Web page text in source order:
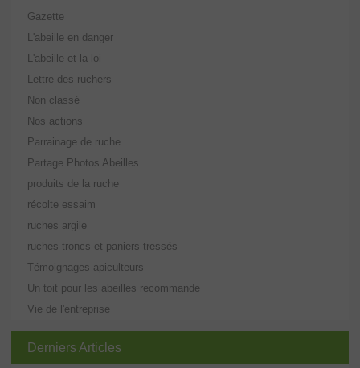
Gazette
L'abeille en danger
L'abeille et la loi
Lettre des ruchers
Non classé
Nos actions
Parrainage de ruche
Partage Photos Abeilles
produits de la ruche
récolte essaim
ruches argile
ruches troncs et paniers tressés
Témoignages apiculteurs
Un toit pour les abeilles recommande
Vie de l'entreprise
Derniers Articles